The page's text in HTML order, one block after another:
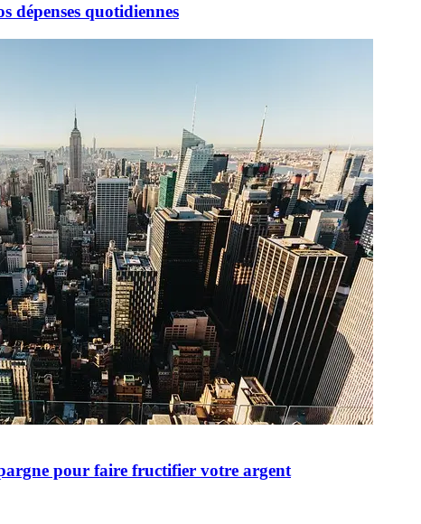
dépenses quotidiennes
pour faire fructifier votre argent